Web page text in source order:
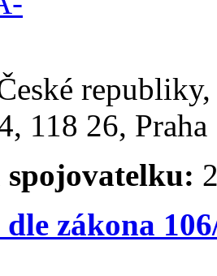
118 26,
spojovatelku:
zákona